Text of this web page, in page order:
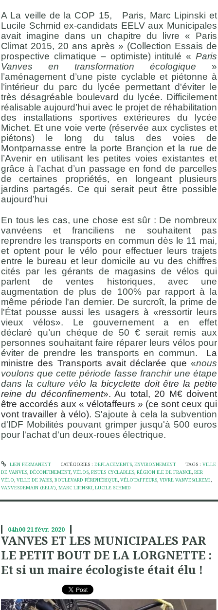
A La veille de la COP 15, Paris, Marc Lipinski et
Lucile Schmid ex-candidats EELV aux Municipales
avait imagine dans un chapitre du livre « Paris
Climat 2015, 20 ans après » (Collection Essais de
prospective climatique – optimiste) intitulé « Paris
Vanves en transformation écologique »
l’aménagement d’une piste cyclable et piétonne à
l’intérieur du parc du lycée permettant d'éviter le
très désagréable boulevard du lycée. Difficilement
réalisable aujourd’hui avec le projet de réhabilitation
des installations sportives extérieures du lycée
Michet. Et une voie verte (réservée aux cyclistes et
piétons) le long du talus des voies de
Montparnasse entre la porte Brançion et la rue de
l’Avenir en utilisant les petites voies existantes et
grâce à l’achat d’un passage en fond de parcelles
de certaines propriétés, en longeant plusieurs
jardins partagés. Ce qui serait peut être possible
aujourd’hui
En tous les cas, une chose est sûr : De nombreux
vanvéens et franciliens ne souhaitent pas
reprendre les transports en commun dès le 11 mai,
et optent pour le vélo pour effectuer leurs trajets
entre le bureau et leur domicile au vu des chiffres
cités par les gérants de magasins de vélos qui
parlent de ventes historiques, avec une
augmentation de plus de 100% par rapport à la
même période l'an dernier. De surcroît, la prime de
l'État pousse aussi les usagers à «ressortir leurs
vieux vélos». Le gouvernement a en effet
déclaré qu’un chéque de 50 € serait remis aux
personnes souhaitant faire réparer leurs vélos pour
éviter de prendre les transports en commun. La
ministre des Transports avait déclarée que «nous
voulons que cette période fasse franchir une étape
dans la culture vélo la bicyclette doit être la petite
reine du déconfinement». Au total, 20 M€ doivent
être accordés aux « vélotaffeurs » (ce sont ceux qui
vont travailler à vélo). S'ajoute à cela la subvention
d'IDF Mobilités pouvant grimper jusqu'à 500 euros
pour l'achat d'un deux-roues électrique.
LIEN PERMANENT CATÉGORIES : DEPLACEMENTS, ENVIRONNEMENT TAGS :VILLE
DE VANVES, DÉCONFINEMENT, VÉLOS, PISTES CYCLABLES, RÉGION ILE DE FRANCE, RER
VÉLO, VILLE DE PARIS, BOULEVARD PÉRIPHÉRIQUE, VÉLOTAFFEURS, VIVRE VANVES(LREM),
VANVESDEMAIN (EELV), MARC LIPINSKI, LUCILE SCHMID
04h00 21févr. 2020
VANVES ET LES MUNICIPALES PAR
LE PETIT BOUT DE LA LORGNETTE :
Et si un maire écologiste était élu !